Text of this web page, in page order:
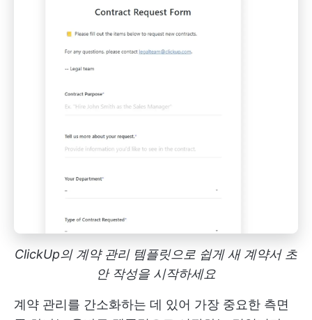
ClickUp의 계약 관리 템플릿으로 쉽게 새 계약서 초
안 작성을 시작하세요
계약 관리를 간소화하는 데 있어 가장 중요한 측면